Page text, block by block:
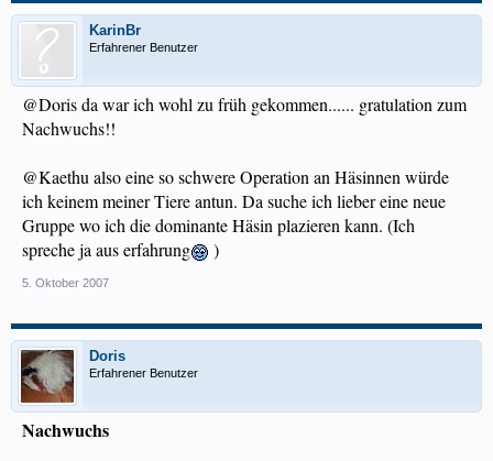
KarinBr
Erfahrener Benutzer
@Doris da war ich wohl zu früh gekommen...... gratulation zum
Nachwuchs!!
@Kaethu also eine so schwere Operation an Häsinnen würde
ich keinem meiner Tiere antun. Da suche ich lieber eine neue
Gruppe wo ich die dominante Häsin plazieren kann. (Ich
spreche ja aus erfahrung
)
5. Oktober 2007
Doris
Erfahrener Benutzer
Nachwuchs